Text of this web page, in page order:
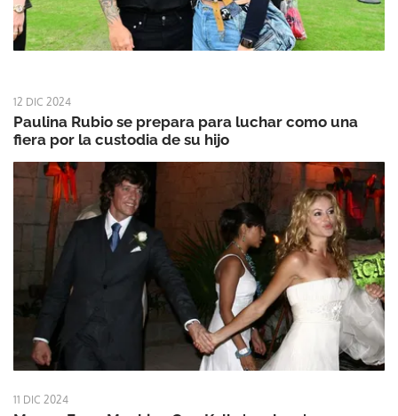
12 DIC 2024
Paulina Rubio se prepara para luchar como una
fiera por la custodia de su hijo
11 DIC 2024